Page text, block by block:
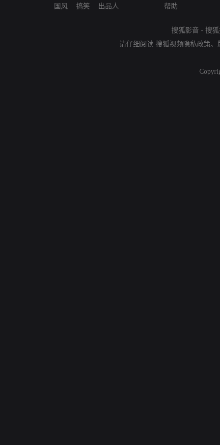
国风
搞笑
出品人
帮助
搜狐影音 - 搜
请仔细阅读 搜狐视频隐私政策、